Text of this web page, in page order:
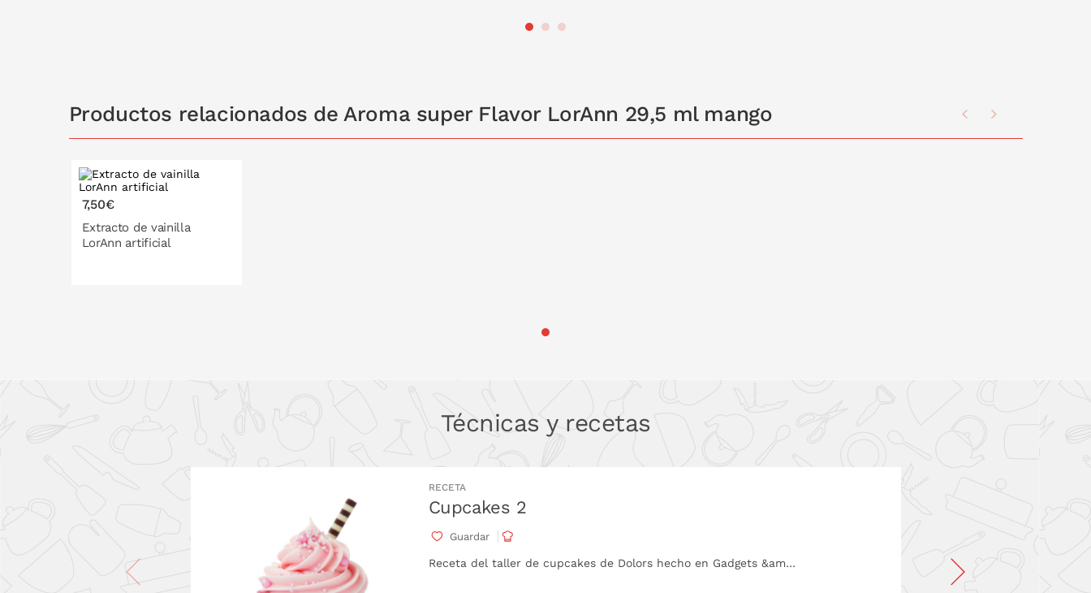
PONLO EN LA CESTA
Productos relacionados de Aroma super Flavor LorAnn 29,5 ml mango
7,50€
Extracto de vainilla
LorAnn artificial
Técnicas y recetas
RECETA
Cupcakes 2
Guardar
Receta del taller de cupcakes de Dolors hecho en Gadgets &am…